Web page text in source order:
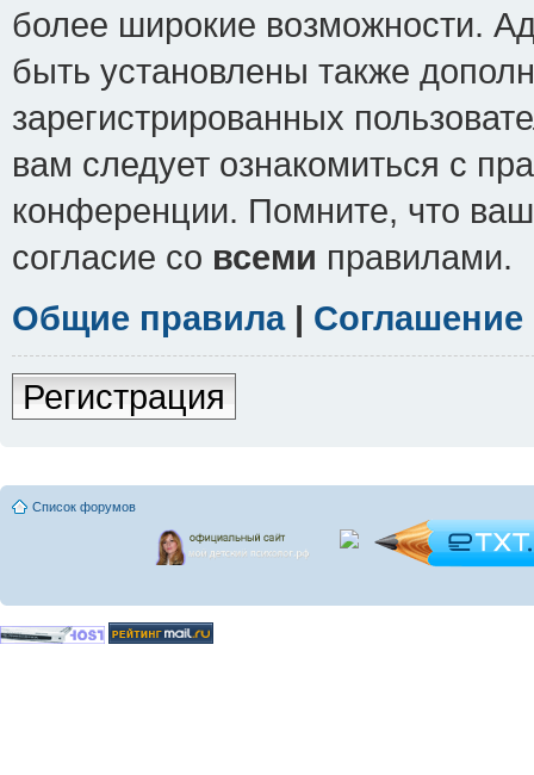
более широкие возможности.
быть установлены также
зарегистрированных
вам следует ознакомиться с
конференции. Помните, что
согласие со всеми правилами.
Общие правила|
Регистрация
Список форумов